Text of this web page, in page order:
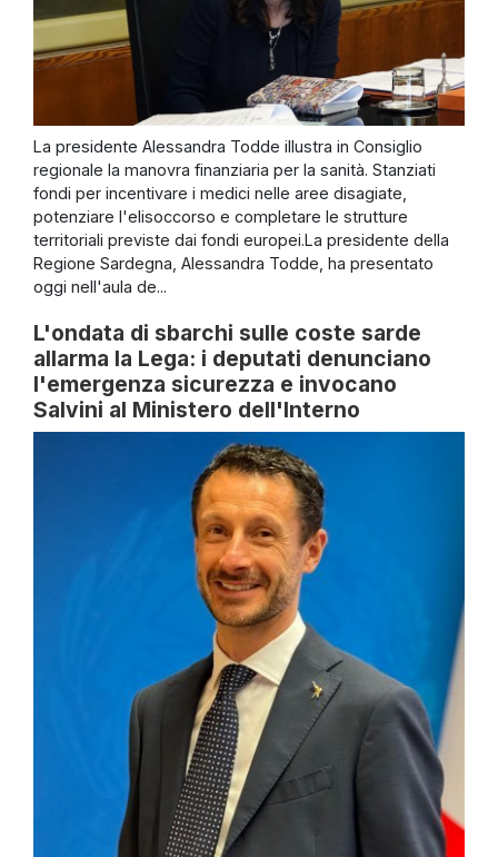
La presidente Alessandra Todde illustra in Consiglio
regionale la manovra finanziaria per la sanità. Stanziati
fondi per incentivare i medici nelle aree disagiate,
potenziare l'elisoccorso e completare le strutture
territoriali previste dai fondi europei.La presidente della
Regione Sardegna, Alessandra Todde, ha presentato
oggi nell'aula de...
L'ondata di sbarchi sulle coste sarde
allarma la Lega: i deputati denunciano
l'emergenza sicurezza e invocano
Salvini al Ministero dell'Interno